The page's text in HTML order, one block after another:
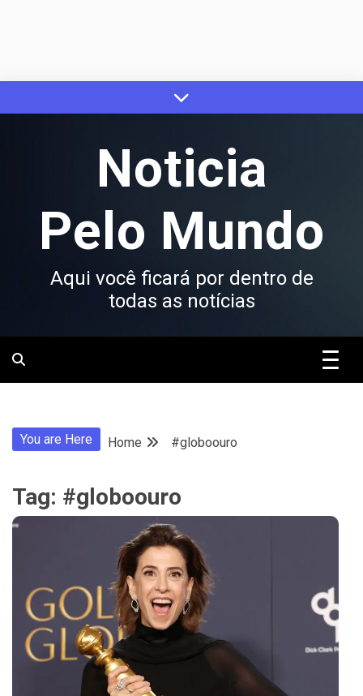
to
Noticia
Pelo Mundo
Aqui você ficará por dentro de
todas as notícias
You are Here Home #globoouro
Tag: #globoouro